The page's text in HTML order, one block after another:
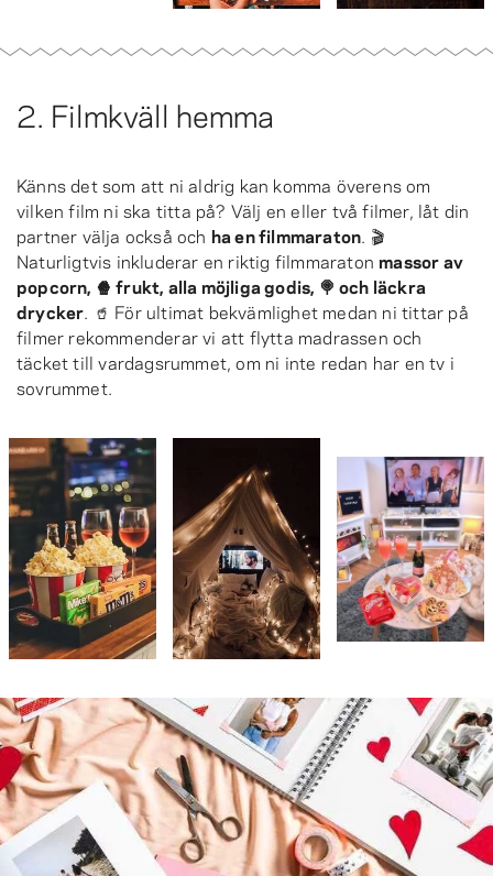
2. Filmkväll hemma
Känns det som att ni aldrig kan komma överens om
vilken film ni ska titta på? Välj en eller två filmer, låt din
partner välja också och ha en filmmaraton. 🎬
Naturligtvis inkluderar en riktig filmmaratonmassor av
popcorn, 🍿 frukt, alla möjliga godis, 🍭 och läckra
drycker. 🥤 För ultimat bekvämlighet medan ni tittar på
filmer rekommenderar vi att flytta madrassen och
täcket till vardagsrummet, om ni inte redan har en tv i
sovrummet.